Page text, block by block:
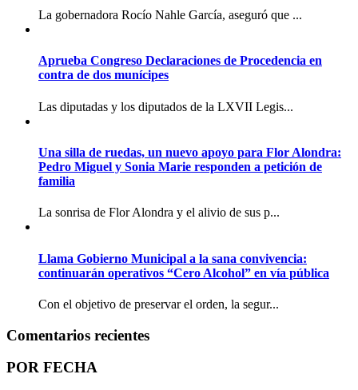
La gobernadora Rocío Nahle García, aseguró que ...
Aprueba Congreso Declaraciones de Procedencia en
contra de dos munícipes
Las diputadas y los diputados de la LXVII Legis...
Una silla de ruedas, un nuevo apoyo para Flor Alondra:
Pedro Miguel y Sonia Marie responden a petición de
familia
La sonrisa de Flor Alondra y el alivio de sus p...
Llama Gobierno Municipal a la sana convivencia:
continuarán operativos “Cero Alcohol” en vía pública
Con el objetivo de preservar el orden, la segur...
Comentarios recientes
POR FECHA